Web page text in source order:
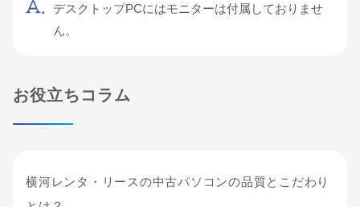
デスクトップPCにはモニターは付属しておりませ
ん。
お役立ちコラム
横河レンタ・リースの中古パソコンの品質とこだわり